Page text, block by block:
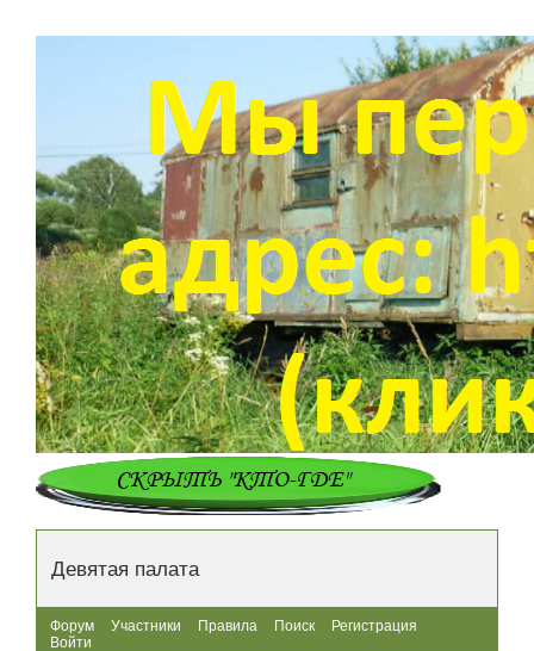
Девятая палата
Форум Участники Правила Поиск
Регистрация
Войти